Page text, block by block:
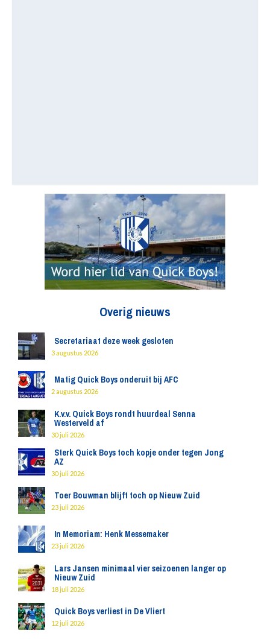
Overig nieuws
Secretariaat deze week gesloten
3 augustus 2026
Matig Quick Boys onderuit bij AFC
2 augustus 2026
K.v.v. Quick Boys rondt huurdeal Senna
Westerveld af
30 juli 2026
Sterk Quick Boys toch kopje onder tegen Jong
AZ
30 juli 2026
Toer Bouwman blijft toch op Nieuw Zuid
23 juli 2026
In Memoriam: Henk Messemaker
23 juli 2026
Lars Jansen minimaal vier seizoenen langer op
Nieuw Zuid
18 juli 2026
Quick Boys verliest in De Vliert
12 juli 2026